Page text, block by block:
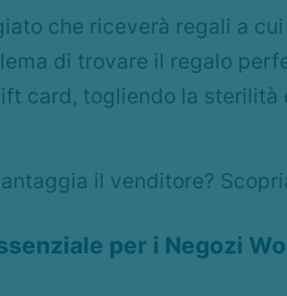
che riceverà regali a
di trovare il regalo
card, togliendo la
il venditore?
per i Negozi